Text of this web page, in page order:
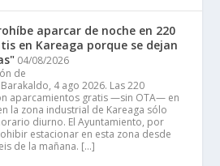
aparcar de noche en 220
en Kareaga porque se dejan
04/08/2026
de
4 ago 2026. Las 220
aparcamientos gratis —sin OTA— en
la zona industrial de Kareaga sólo
diurno. El Ayuntamiento, por
estacionar en esta zona desde
de la mañana. […]